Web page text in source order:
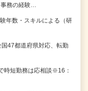
事務の経験…
数・スキルによる（研
47都道府県対応、転勤
時短勤務は応相談※16：